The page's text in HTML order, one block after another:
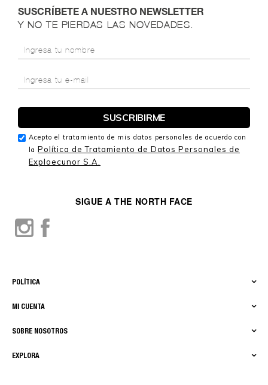
EXPLORA
SOBRE NOSOTROS
MI CUENTA
POLÍTICA
SIGUE A THE NORTH FACE
SUSCRÍBETE A NUESTRO NEWSLETTER
Y NO TE PIERDAS LAS NOVEDADES.
Acepto el tratamiento de mis datos personales de acuerdo con
la Política de Tratamiento de Datos Personales de
Exploecunor S.A.